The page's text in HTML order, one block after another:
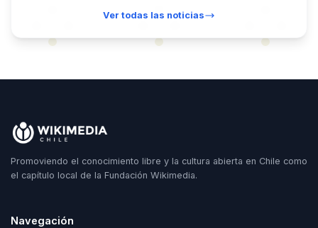
Ver todas las noticias
Promoviendo el conocimiento libre y la cultura abierta en Chile como
el capítulo local de la Fundación Wikimedia.
Navegación